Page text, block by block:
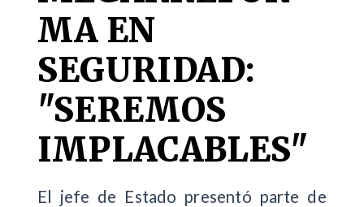
MA EN
SEGURIDAD:
"SEREMOS
IMPLACABLES"
El jefe de Estado presentó parte de